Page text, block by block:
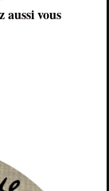
aussivous